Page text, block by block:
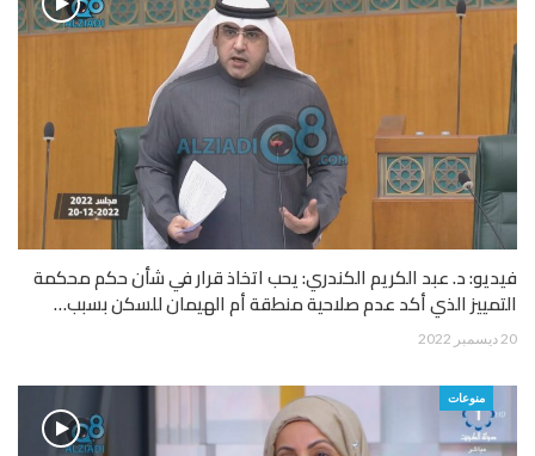
فيديو: د. عبد الكريم الكندري: يحب اتخاذ قرار في شأن حكم محكمة
التمييز الذي أكد عدم صلاحية منطقة أم الهيمان للسكن بسبب…
20 ديسمبر 2022
منوعات